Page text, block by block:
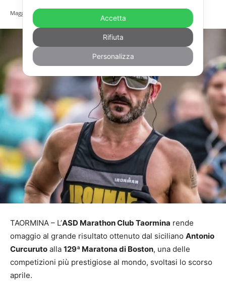
Maggio 5, 2025
TAORMINA – L’ASD Marathon Club Taormina rende
omaggio al grande risultato ottenuto dal siciliano Antonio
Curcuruto alla 129ª Maratona di Boston, una delle
competizioni più prestigiose al mondo, svoltasi lo scorso
aprile.
Accetta
Rifiuta
Personalizza